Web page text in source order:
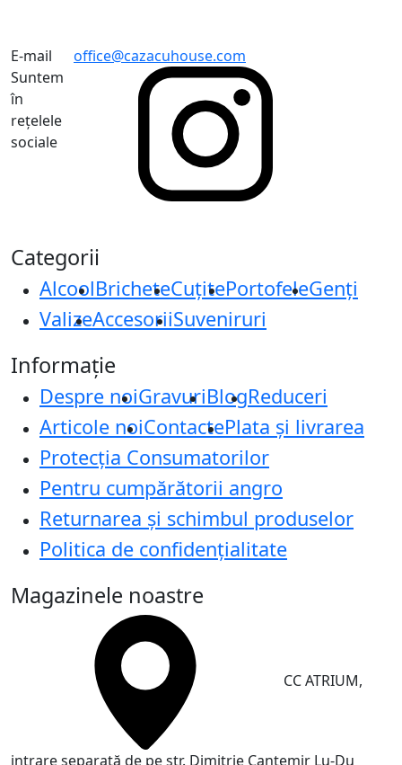
E-mail
office@cazacuhouse.com
Suntem
în
rețelele
sociale
Categorii
AlcoolBricheteCuțitePortofeleGenți
ValizeAccesoriiSuveniruri
Informație
Despre noiGravuriBlogReduceri
Articole noiContactePlata și livrarea
Protecţia Consumatorilor
Pentru cumpărătorii angro
Returnarea și schimbul produselor
Politica de confidențialitate
Magazinele noastre
CC ATRIUM,
intrare separată de pe str. Dimitrie Cantemir Lu-Du